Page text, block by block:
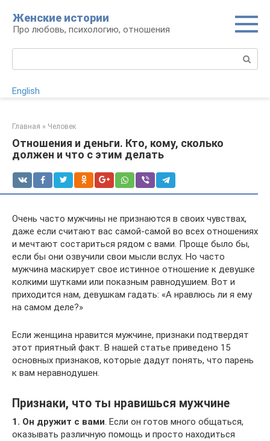
контенту
Женские истории
Про любовь, психологию, отношения
English
Главная » Человек
Отношения и деньги. Кто, кому, сколько
должен и что с этим делать
Очень часто мужчины не признаются в своих чувствах,
даже если считают вас самой-самой во всех отношениях
и мечтают состариться рядом с вами. Проще было бы,
если бы они озвучили свои мысли вслух. Но часто
мужчина маскирует свое истинное отношение к девушке
колкими шутками или показным равнодушием. Вот и
приходится нам, девушкам гадать: «А нравлюсь ли я ему
на самом деле?»
Если женщина нравится мужчине, признаки подтвердят
этот приятный факт. В нашей статье приведено 15
основных признаков, которые дадут понять, что парень
к вам неравнодушен.
Признаки, что ты нравишься мужчине
1. Он дружит с вами. Если он готов много общаться,
оказывать различную помощь и просто находиться